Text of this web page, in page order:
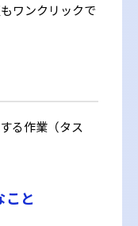
ワンクリックで
る作業（タス
と